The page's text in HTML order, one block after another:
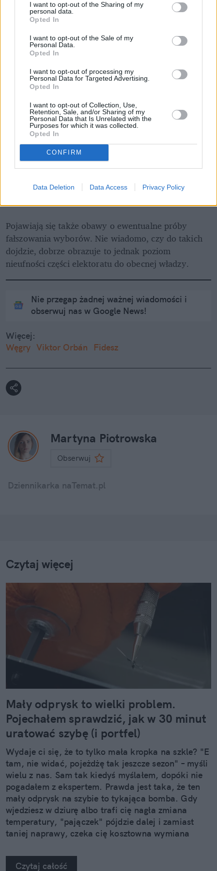
I want to opt-out of the Sharing of my
personal data.
Opted In
I want to opt-out of the Sale of my
Personal Data.
Opted In
I want to opt-out of processing my
Personal Data for Targeted Advertising.
Opted In
I want to opt-out of Collection, Use,
Retention, Sale, and/or Sharing of my
Personal Data that Is Unrelated with the
Purposes for which it was collected.
Opted In
CONFIRM
Data Deletion Data Access Privacy Policy
Domowy obiad od podstaw bez stania
czy to możliwe
Pojawiają się także obawy o ewentualne próby
fałszowania wyborów. Nie wiadomo, czy do takich
dojdzie, dobrze obrazuje to jednak poziom
nieufności części elektoratu do obecnej władzy.
Nie przegap żadnej ważnej wiadomości i
obserwuj nas w Google News!
Więcej:
Węgry Viktor Orbán Fidesz
Martyna Piotrowska
Obserwuj
Dziennikarka naTemat.pl
Czytaj więcej
Mały odprysk to wielki problem.
Pojechałem sprawdzić, jak w 30 minut
uratować szybę (i portfel)
Wydaje ci się, że to tylko mała kropka na szkle? "E
tam, nie widać, pojeżdżę tak jeszcze sezon" – myśli
wielu z nas. Sam tak kiedyś myślałem, dopóki nie
pogadałem z ekspertem. Prawda jest taka, że ten
mały odprysk na szybie to tykająca bomba. Gdy
wjedziesz w dziurę albo trafi cię nagła zmiana
temperatury, "pajączek" pójdzie dalej i zamiast
taniej naprawy, czeka cię kosztowna wymiana
na własne oczy zobaczyć, jak profesjonaliści radzą
sobie z takimi uszkodzeniami.
Czytaj całość